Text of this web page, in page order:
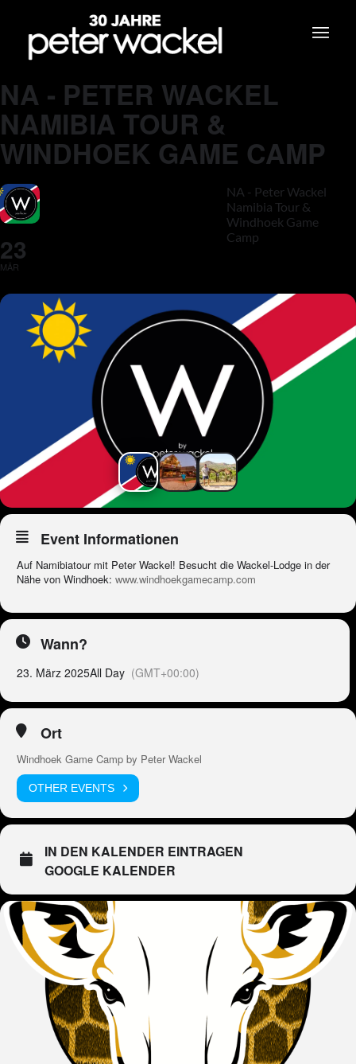
NA - PETER WACKEL
NAMIBIA TOUR &
WINDHOEK GAME CAMP
23
MÄR
NA - Peter Wackel
Namibia Tour &
Windhoek Game
Camp
Event Informationen
Auf Namibiatour mit Peter Wackel! Besucht die Wackel-Lodge in der
Nähe von Windhoek: www.windhoekgamecamp.com
Wann?
23. März 2025All Day (GMT+00:00)
Ort
Windhoek Game Camp by Peter Wackel
OTHER EVENTS
IN DEN KALENDER EINTRAGEN
GOOGLE KALENDER